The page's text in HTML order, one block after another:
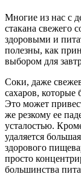
Многие из нас с
стакана свежего
здоровыми и
полезны, как
выбором для
Соки, даже
сахаров,
Это может
же резкому ее
усталостью.
удаляется
здорового
просто
большинства